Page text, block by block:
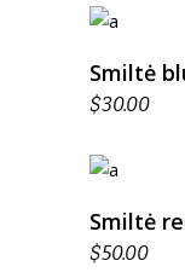
Smiltė
$30.00
Smiltė
$50.00